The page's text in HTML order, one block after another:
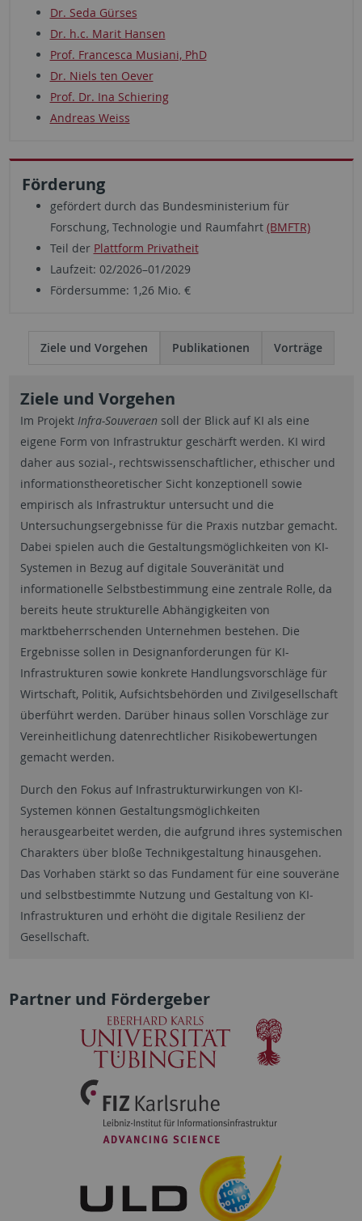
Dr. Seda Gürses
Dr. h.c. Marit Hansen
Prof. Francesca Musiani, PhD
Dr. Niels ten Oever
Prof. Dr. Ina Schiering
Andreas Weiss
Förderung
gefördert durch das Bundesministerium für
Forschung, Technologie und Raumfahrt (BMFTR)
Teil der Plattform Privatheit
Laufzeit: 02/2026–01/2029
Fördersumme: 1,26 Mio. €
Ziele und Vorgehen Publikationen Vorträge
Ziele und Vorgehen
Im Projekt Infra-Souveraen soll der Blick auf KI als eine
eigene Form von Infrastruktur geschärft werden. KI wird
daher aus sozial-, rechtswissenschaftlicher, ethischer und
informationstheoretischer Sicht konzeptionell sowie
empirisch als Infrastruktur untersucht und die
Untersuchungsergebnisse für die Praxis nutzbar gemacht.
Dabei spielen auch die Gestaltungsmöglichkeiten von KI-
Systemen in Bezug auf digitale Souveränität und
informationelle Selbstbestimmung eine zentrale Rolle, da
bereits heute strukturelle Abhängigkeiten von
marktbeherrschenden Unternehmen bestehen. Die
Ergebnisse sollen in Designanforderungen für KI-
Infrastrukturen sowie konkrete Handlungsvorschläge für
Wirtschaft, Politik, Aufsichtsbehörden und Zivilgesellschaft
überführt werden. Darüber hinaus sollen Vorschläge zur
Vereinheitlichung datenrechtlicher Risikobewertungen
gemacht werden.
Durch den Fokus auf Infrastrukturwirkungen von KI-
Systemen können Gestaltungsmöglichkeiten
herausgearbeitet werden, die aufgrund ihres systemischen
Charakters über bloße Technikgestaltung hinausgehen.
Das Vorhaben stärkt so das Fundament für eine souveräne
und selbstbestimmte Nutzung und Gestaltung von KI-
Infrastrukturen und erhöht die digitale Resilienz der
Gesellschaft.
Partner und Fördergeber